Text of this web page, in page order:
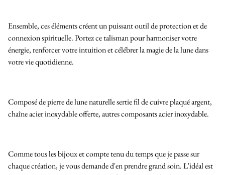
Ensemble, ces éléments créent un puissant outil de protection et de
connexion spirituelle. Portez ce talisman pour harmoniser votre
énergie, renforcer votre intuition et célébrer la magie de la lune dans
votre vie quotidienne.
Composé de pierre de lune naturelle sertie fil de cuivre plaqué argent,
chaîne acier inoxydable offerte, autres composants acier inoxydable.
Comme tous les bijoux et compte tenu du temps que je passe sur
chaque création, je vous demande d'en prendre grand soin. L'idéal est